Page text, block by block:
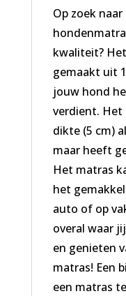
Op zoek
kwaliteit?
gemaakt uit
jouw hond
verdient. Het
dikte (5 cm)
maar heeft
Het matras
het
auto of op
overal waar
en genieten
matras! Een
een matras